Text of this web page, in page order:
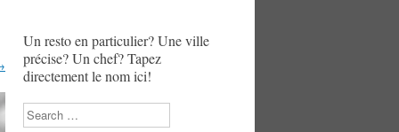
Un resto en particulier? Une ville
précise? Un chef? Tapez
directement le nom ici!
Search